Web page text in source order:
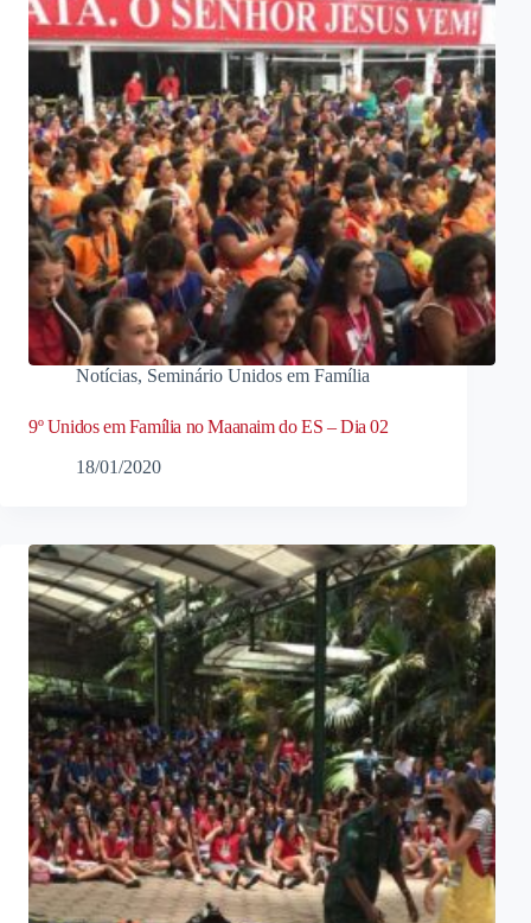
Notícias, Seminário Unidos em Família
9º Unidos em Família no Maanaim do ES – Dia 02
18/01/2020